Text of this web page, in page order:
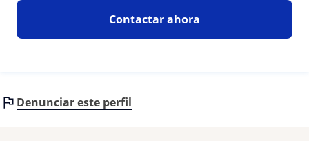
Contactar ahora
Denunciar este perfil